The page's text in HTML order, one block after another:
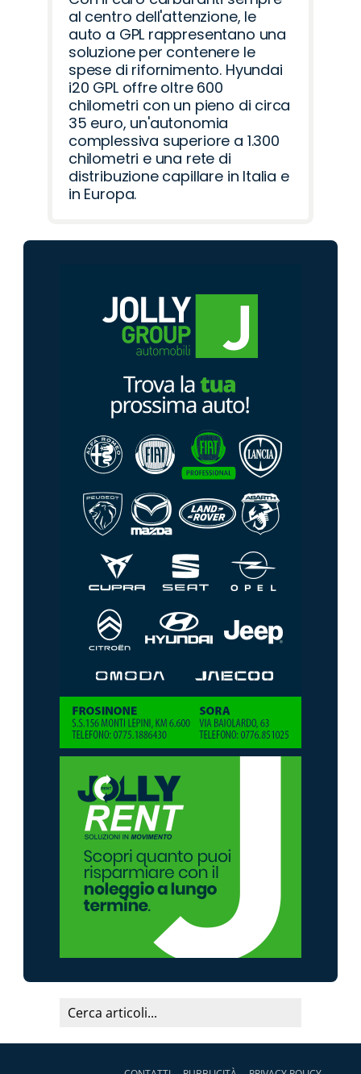
al centro dell'attenzione, le
auto a GPL rappresentano una
soluzione per contenere le
spese di rifornimento. Hyundai
i20 GPL offre oltre 600
chilometri con un pieno di circa
35 euro, un'autonomia
complessiva superiore a 1.300
chilometri e una rete di
distribuzione capillare in Italia e
in Europa.